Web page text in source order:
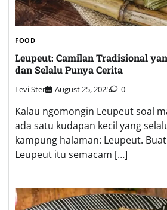
FOOD
Leupeut: Camilan Tradisional
dan Selalu Punya Cerita
Levi Ster August 25, 2025 0
Kalau ngomongin Leupeut soal
ada satu kudapan kecil yang
kampung halaman: Leupeut.
Leupeut itu semacam […]